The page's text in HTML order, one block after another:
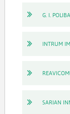
G. I.
INTRUM
SARIAN